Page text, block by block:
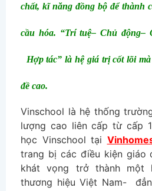
chất, kĩ năng đồng bộ để thành
cầu hóa. “Trí tuệ– Chủ động–
Hợp tác” là hệ giá trị cốt lõi
đề cao.
Vinschool là hệ thống
lượng cao liên cấp từ cấp
học Vinschool tại
trang bị các điều kiện giáo
khát vọng trở thành một
thương hiệu Việt Nam-